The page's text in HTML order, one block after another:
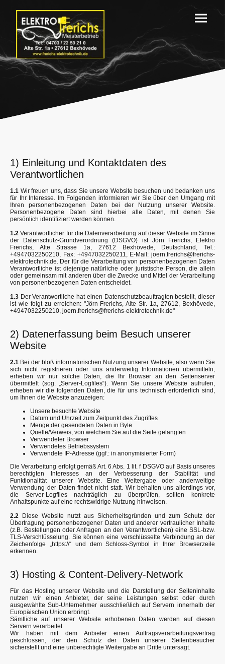
1) Einleitung und Kontaktdaten des
Verantwortlichen
1.1 Wir freuen uns, dass Sie unsere Website besuchen und bedanken uns
für Ihr Interesse. Im Folgenden informieren wir Sie über den Umgang mit
Ihren personenbezogenen Daten bei der Nutzung unserer Website.
Personenbezogene Daten sind hierbei alle Daten, mit denen Sie
persönlich identifiziert werden können.
1.2 Verantwortlicher für die Datenverarbeitung auf dieser Website im Sinne
der Datenschutz-Grundverordnung (DSGVO) ist Jörn Frerichs, Elektro
Frerichs, Alte Strasse 1a, 27612 Bexhövede, Deutschland, Tel.:
+4947032250210, Fax: +4947032250211, E-Mail: joern.frerichs@frerichs-
elektrotechnik.de. Der für die Verarbeitung von personenbezogenen Daten
Verantwortliche ist diejenige natürliche oder juristische Person, die allein
oder gemeinsam mit anderen über die Zwecke und Mittel der Verarbeitung
von personenbezogenen Daten entscheidet.
1.3 Der Verantwortliche hat einen Datenschutzbeauftragten bestellt, dieser
ist wie folgt zu erreichen: "Jörn Frerichs, Alte Str. 1a, 27612, Bexhövede,
+4947032250210, joern.frerichs@frerichs-elektrotechnik.de"
2) Datenerfassung beim Besuch unserer
Website
2.1 Bei der bloß informatorischen Nutzung unserer Website, also wenn Sie
sich nicht registrieren oder uns anderweitig Informationen übermitteln,
erheben wir nur solche Daten, die Ihr Browser an den Seitenserver
übermittelt (sog. „Server-Logfiles“). Wenn Sie unsere Website aufrufen,
erheben wir die folgenden Daten, die für uns technisch erforderlich sind,
um Ihnen die Website anzuzeigen:
Unsere besuchte Website
Datum und Uhrzeit zum Zeitpunkt des Zugriffes
Menge der gesendeten Daten in Byte
Quelle/Verweis, von welchem Sie auf die Seite gelangten
Verwendeter Browser
Verwendetes Betriebssystem
Verwendete IP-Adresse (ggf.: in anonymisierter Form)
Die Verarbeitung erfolgt gemäß Art. 6 Abs. 1 lit. f DSGVO auf Basis unseres
berechtigten Interesses an der Verbesserung der Stabilität und
Funktionalität unserer Website. Eine Weitergabe oder anderweitige
Verwendung der Daten findet nicht statt. Wir behalten uns allerdings vor,
die Server-Logfiles nachträglich zu überprüfen, sollten konkrete
Anhaltspunkte auf eine rechtswidrige Nutzung hinweisen.
2.2 Diese Website nutzt aus Sicherheitsgründen und zum Schutz der
Übertragung personenbezogener Daten und anderer vertraulicher Inhalte
(z.B. Bestellungen oder Anfragen an den Verantwortlichen) eine SSL-bzw.
TLS-Verschlüsselung. Sie können eine verschlüsselte Verbindung an der
Zeichenfolge „https://“ und dem Schloss-Symbol in Ihrer Browserzeile
erkennen.
3) Hosting & Content-Delivery-Network
Für das Hosting unserer Website und die Darstellung der Seiteninhalte
nutzen wir einen Anbieter, der seine Leistungen selbst oder durch
ausgewählte Sub-Unternehmer ausschließlich auf Servern innerhalb der
Europäischen Union erbringt.
Sämtliche auf unserer Website erhobenen Daten werden auf diesen
Servern verarbeitet.
Wir haben mit dem Anbieter einen Auftragsverarbeitungsvertrag
geschlossen, der den Schutz der Daten unserer Seitenbesucher
sicherstellt und eine unberechtigte Weitergabe an Dritte untersagt.